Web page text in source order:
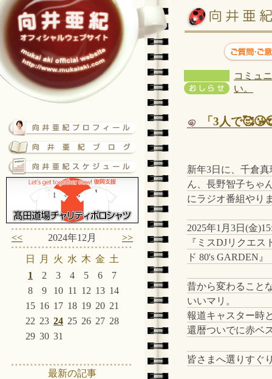
<< 2024年12月 >>
日 月 火 水 木 金 土
1
2 3 4 5 6
7
8
9 10 11 12 13 14
15 16 17 18 19 20 21
22 23 24 25 26 27 28
29 30 31
最新の記事
コミュ
い。
「3人で
新年3日に、千倉
ん、長野智子ちゃ
にラジオ番組やり
2025年1月3日(金
『ミスDJリクエス
ド 80's GARDEN』
昔から変わること
いいマリ。
報道キャスター時
還暦ついでに赤ベ
皆さまへ選りすぐ